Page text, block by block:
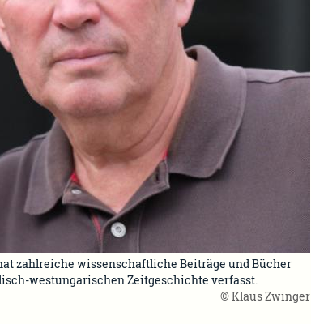
zahlreiche wissenschaftliche Beiträge und Bücher
westungarischen Zeitgeschichte verfasst.
© Klaus Zwinger